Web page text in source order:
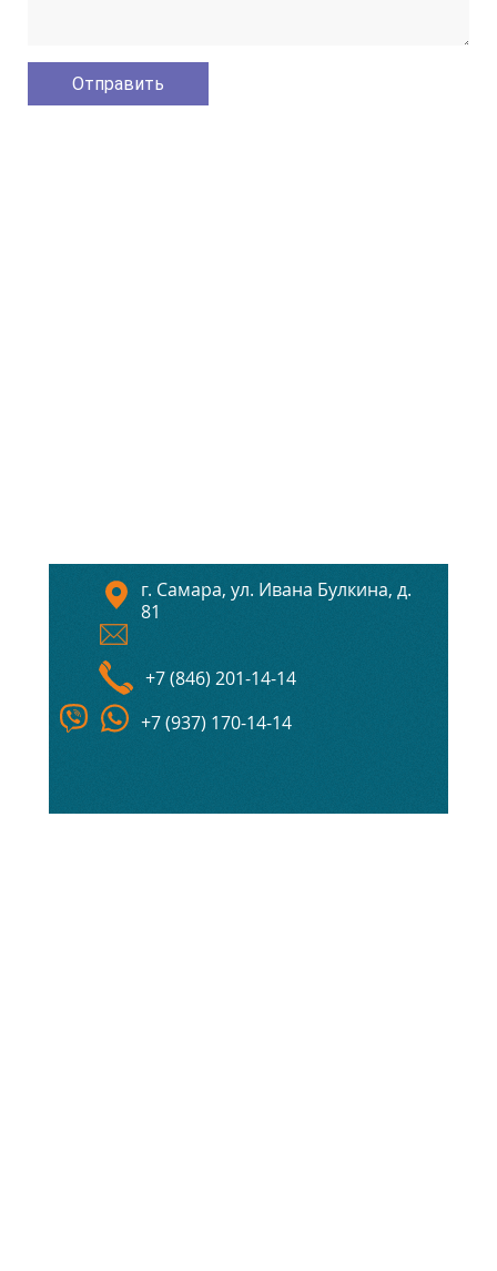
г. Самара, ул. Ивана Булкина, д.
81
+7 (846) 201-14-14
+7 (937) 170-14-14